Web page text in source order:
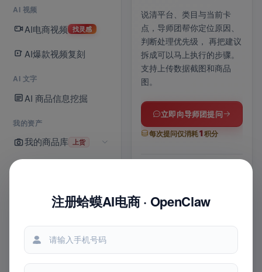
AI 视频
AI电商视频 找灵感
AI爆款视频复刻
AI 文字
AI 商品信息挖掘
我的资产
我的商品库 上货
我的推广
库，
爆款镜头模板一键带入
提示词，适配抖音 / 快手 /
商品卡多比例。
平台
多比例适配
1键
智能配乐
说清平台、类目与当前卡
点，导师团帮你定位原因、
判断处理优先级， 再把建议
拆成可以马上执行的步骤。
支持上传数据截图和商品
图。
立即向导师团提问
每次提问仅消耗1 积分
图 文 1
一张
注册蛤蟆AI电商 · OpenClaw